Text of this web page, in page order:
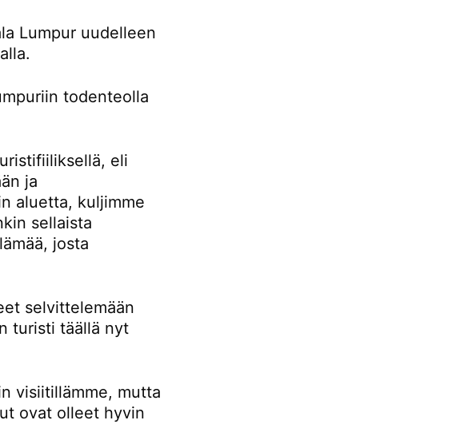
Lumpur uudelleen
todenteolla
eli
ja
aluetta, kuljimme
sellaista
josta
selvittelemään
turisti täällä nyt
visiitillämme, mutta
ovat olleet hyvin